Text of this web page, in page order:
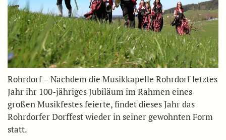
Rohrdorf – Nachdem die Musikkapelle Rohrdorf letztes
Jahr ihr 100-jähriges Jubiläum im Rahmen eines
großen Musikfestes feierte, findet dieses Jahr das
Rohrdorfer Dorffest wieder in seiner gewohnten Form
statt.